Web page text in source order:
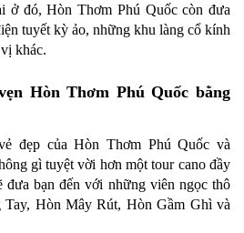
ở đó, Hòn Thơm Phú Quốc còn đưa
tuyết kỳ ảo, những khu làng cổ kính
khác.
Hòn Thơm Phú Quốc bằng
đẹp của Hòn Thơm Phú Quốc và
gì tuyệt vời hơn một tour cano đầy
đưa bạn đến với những viên ngọc thô
Hòn Mây Rút, Hòn Gầm Ghì và